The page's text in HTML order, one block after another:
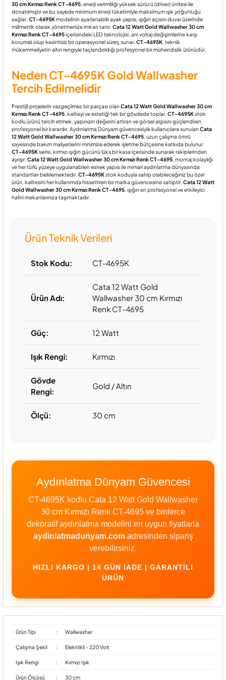
30 cm Kırmızı Renk CT-4695, enerji verimliliği yüksek sürücü (driver) ünitesi ile
donatılmıştır ve bu sayede minimum enerji tüketimiyle maksimum ışık yoğunluğu
sağlar. CT-4695Kmodelinin ayarlanabilir ayak yapısı, ışığın açısını duvar üzerinde
milimetrik olarak yönetmenize imkan tanır. Cata 12 Watt Gold Wallwasher 30 cm
Kırmızı Renk CT-4695içerisindeki LED teknolojisi, ani voltaj değişimlerine karşı
korumalı olup kesintisiz bir operasyonel süreç sunar. CT-4695K, teknik
mükemmeliyetin altın rengiyle taçlandırıldığı profesyonel bir mühendislik ürünüdür.
Neden CT-4695K Gold Wallwasher
Tercih Edilmelidir
Prestijli projelerin vazgeçilmez bir parçası olanCata 12 Watt Gold Wallwasher 30 cm
Kırmızı Renk CT-4695, kaliteyi ve estetiği tek bir gövdede toplar. CT-4695Kstok
kodlu ürünü tercih etmek, yapınızın değerini artıran ve görsel algısını güçlendiren
profesyonel bir karardır. Aydınlatma Dünyam güvencesiyle kullanıcılara sunulanCata
12 Watt Gold Wallwasher 30 cm Kırmızı Renk CT-4695, uzun çalışma ömrü
sayesinde bakım maliyetlerini minimize ederek işletme bütçesine katkıda bulunur.
CT-4695Kserisi, kırmızı ışığın gücünü lüks bir kasa içerisinde sunarak rakiplerinden
ayrışır. Cata 12 Watt Gold Wallwasher 30 cm Kırmızı Renk CT-4695, montaj kolaylığı
ve her türlü yüzeye uygulanabilen esnek yapısı ile mimari aydınlatma dünyasında
standartları belirlemektedir. CT-4695Kstok koduyla sahip olabileceğiniz bu özel
ürün, kalitesini her kullanımda hissettiren bir marka güvencesine sahiptir. Cata 12 Watt
Gold Wallwasher 30 cm Kırmızı Renk CT-4695, ışığın en profesyonel ve etkileyici
halini mekanlarınıza taşımaktadır.
Ürün Teknik Verileri
Stok Kodu: CT-4695K
Ürün Adı:
Cata 12 Watt Gold
Wallwasher 30 cm Kırmızı
Renk CT-4695
Güç: 12 Watt
Işık Rengi: Kırmızı
Gövde
Rengi:
Gold / Altın
Ölçü: 30 cm
Aydınlatma Dünyam Güvencesi
CT-4695K kodlu Cata 12 Watt Gold Wallwasher
30 cm Kırmızı Renk CT-4695 ve binlerce
dekoratif aydınlatma modelini en uygun fiyatlarla
aydinlatmadunyam.comadresinden sipariş
verebilirsiniz.
HIZLI KARGO | 14 GÜN İADE | GARANTILI
ÜRÜN
Ürün Tipi : Wallwasher
Çalışma Şekli : Elektrikli - 220 Volt
Işık Rengi : Kırmızı Işık
Ürün Ölçüsü : 30 cm